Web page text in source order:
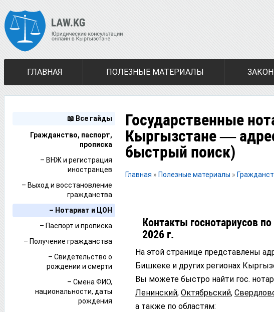
ГЛАВНАЯ ПОЛЕЗНЫЕ МАТЕРИАЛЫ
📖 Все гайды
Гражданство, паспорт,
прописка
– ВНЖ и регистрация
иностранцев
– Выход и восстановление
гражданства
– Нотариат и ЦОН
– Паспорт и прописка
– Получение гражданства
– Свидетельство о
рождении и смерти
– Смена ФИО,
национальности, даты
рождения
Государственные
Кыргызстане —
быстрый поиск)
Главная » Полезные материалы »
Контакты госнотариусов
2026 г.
На этой странице представлены
Бишкеке и других регионах
Вы можете быстро найти гос.
Ленинский, Октябрьский,
а также по областям: